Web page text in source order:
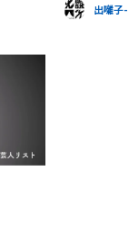
出囃子